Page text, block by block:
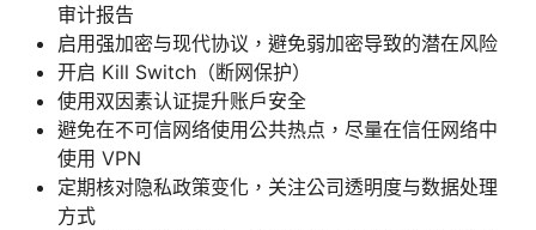
审计报告
启用强加密与现代协议，避免弱加密导致的潜在风险
开启 Kill Switch（断网保护）
使用双因素认证提升账户安全
避免在不可信网络使用公共热点，尽量在信任网络中
使用 VPN
定期核对隐私政策变化，关注公司透明度与数据处理
方式